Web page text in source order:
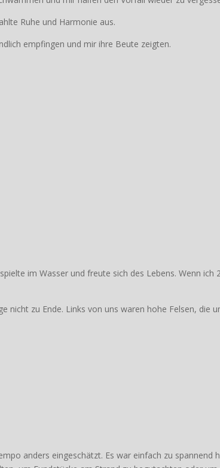
Ruhe und Harmonie aus.
empfingen und mir ihre Beute zeigten.
im Wasser und freute sich des Lebens. Wenn ich
nicht zu Ende. Links von uns waren hohe Felsen, die
anders eingeschätzt. Es war einfach zu spannend